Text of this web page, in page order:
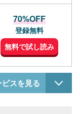
70%OFF
登録無料
無料で試し読み
スを見る